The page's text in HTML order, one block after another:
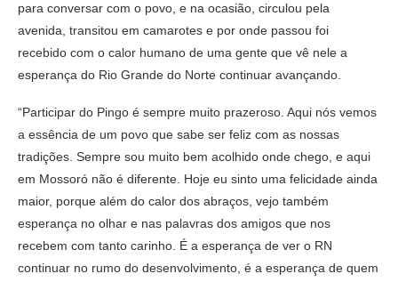
para conversar com o povo, e na ocasião, circulou pela
avenida, transitou em camarotes e por onde passou foi
recebido com o calor humano de uma gente que vê nele a
esperança do Rio Grande do Norte continuar avançando.
“Participar do Pingo é sempre muito prazeroso. Aqui nós vemos
a essência de um povo que sabe ser feliz com as nossas
tradições. Sempre sou muito bem acolhido onde chego, e aqui
em Mossoró não é diferente. Hoje eu sinto uma felicidade ainda
maior, porque além do calor dos abraços, vejo também
esperança no olhar e nas palavras dos amigos que nos
recebem com tanto carinho. É a esperança de ver o RN
continuar no rumo do desenvolvimento, é a esperança de quem